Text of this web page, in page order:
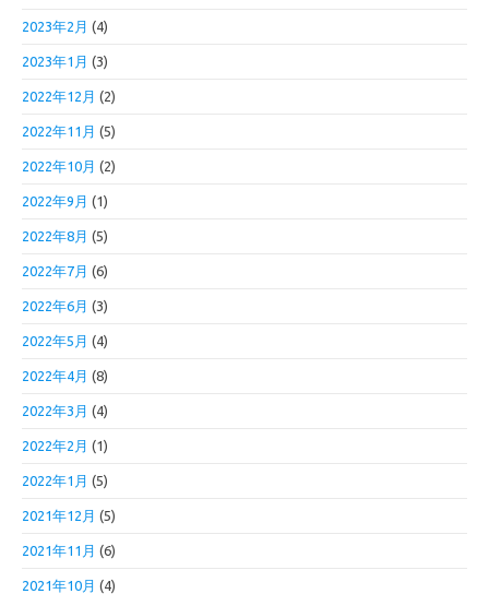
2023年2月 (4)
2023年1月 (3)
2022年12月 (2)
2022年11月 (5)
2022年10月 (2)
2022年9月 (1)
2022年8月 (5)
2022年7月 (6)
2022年6月 (3)
2022年5月 (4)
2022年4月 (8)
2022年3月 (4)
2022年2月 (1)
2022年1月 (5)
2021年12月 (5)
2021年11月 (6)
2021年10月 (4)